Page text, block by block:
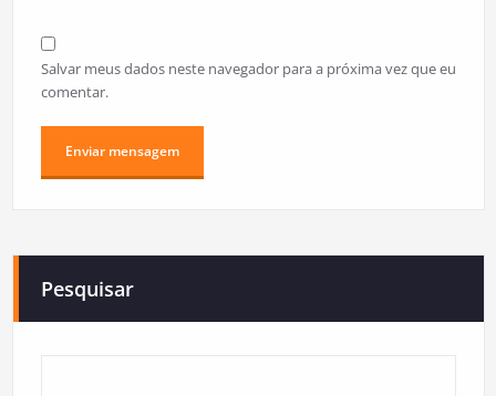
Salvar meus dados neste navegador para a próxima vez que eu
comentar.
Pesquisar